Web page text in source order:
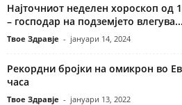
Најточниот неделен хороскоп од
– господар на подземјето влегува...
Твое Здравје - јануари 14, 2024
Рекордни бројки на омикрон во
часа
Твое Здравје - јануари 13, 2022